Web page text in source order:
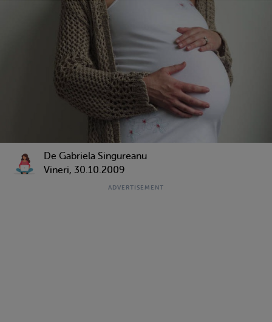
De Gabriela Singureanu
Vineri, 30.10.2009